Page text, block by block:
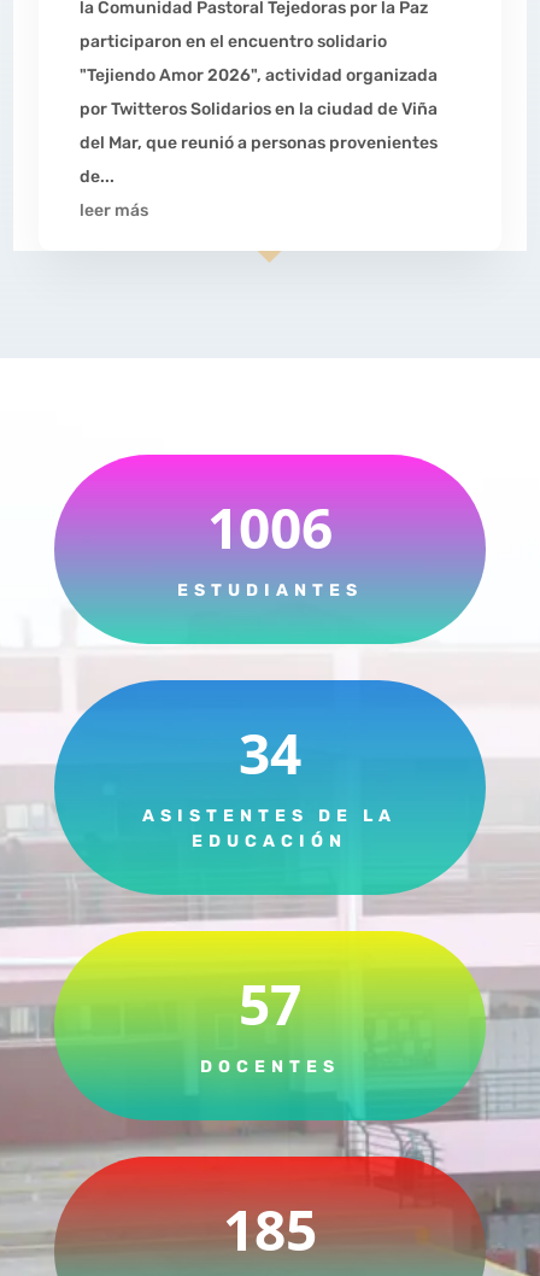
la Comunidad Pastoral Tejedoras por la Paz
participaron en el encuentro solidario
"Tejiendo Amor 2026", actividad organizada
por Twitteros Solidarios en la ciudad de Viña
del Mar, que reunió a personas provenientes
de...
leer más
1006
ESTUDIANTES
34
ASISTENTES DE LA
EDUCACIÓN
57
DOCENTES
185